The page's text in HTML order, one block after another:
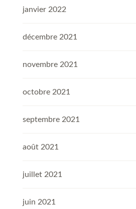
janvier 2022
décembre 2021
novembre 2021
octobre 2021
septembre 2021
août 2021
juillet 2021
juin 2021